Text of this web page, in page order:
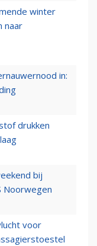
winter
naar
in:
drukken
bij
Noorwegen
voor